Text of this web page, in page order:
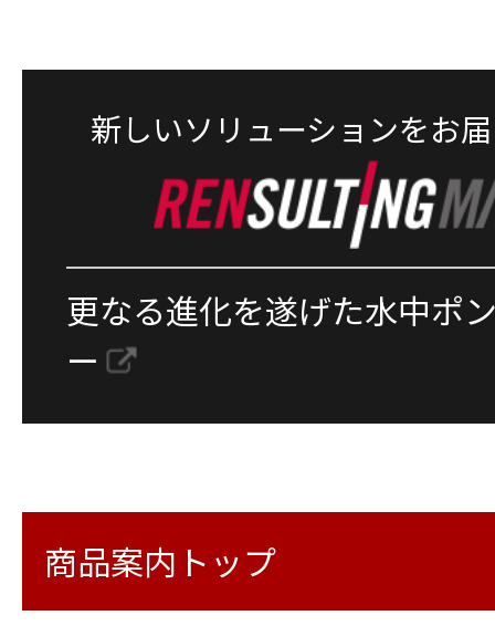
新しいソリューションをお
更なる進化を遂げた水中ポ
ー
商品案内トップ